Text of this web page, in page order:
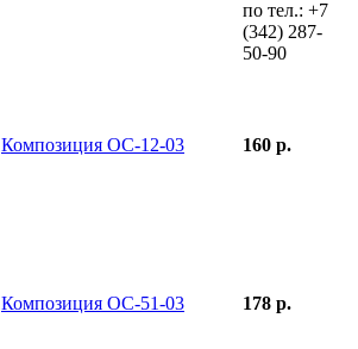
по тел.: +7
(342) 287-
50-90
Композиция ОС-12-03 160 р.
Композиция ОС-51-03 178 р.